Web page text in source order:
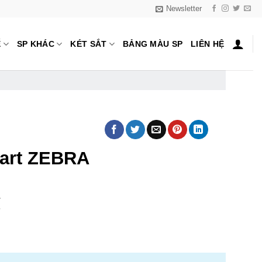
Newsletter
SP KHÁC KÉT SẮT BẢNG MÀU SP LIÊN HỆ
ZEBRA